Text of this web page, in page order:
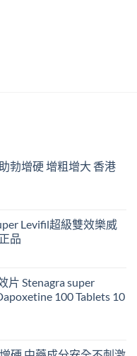
勃增硬 增粗增大 香港
Levifil超級雙效樂威
品
片 Stenagra super
100 Tablets 10